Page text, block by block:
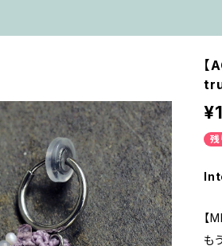
残
【
も